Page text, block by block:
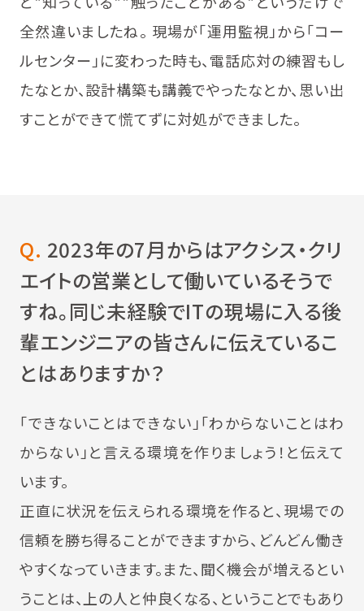
全然違いましたね。 現場が「運用監視」から「コー
ルセンター」に変わった時も、電話応対の練習もし
たなとか、設計構築も講義でやったなとか、思い出
すことができて慌てずに対処ができました。
Q. 2023年の7月からはアクシス・クリ
エイトの営業として働いているそうで
すね。同じ未経験でITの現場に入る後
輩エンジニアの皆さんに伝えているこ
とはありますか？
「できないことはできない」「わからないことはわ
からない」と言える環境を作りましょう！と伝えて
います。
正直に状況を伝えられる環境を作ると、現場での
信頼を勝ち得ることができますから、どんどん働き
やすくなっていきます。また、聞く機会が増えるとい
うことは、上の人と仲良くなる、ということでもあり